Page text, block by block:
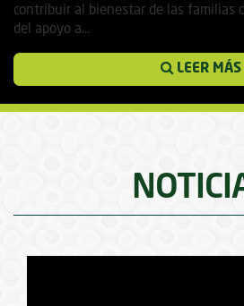
contribuir al bienestar de las familias
del apoyo a...
LEER MÁS